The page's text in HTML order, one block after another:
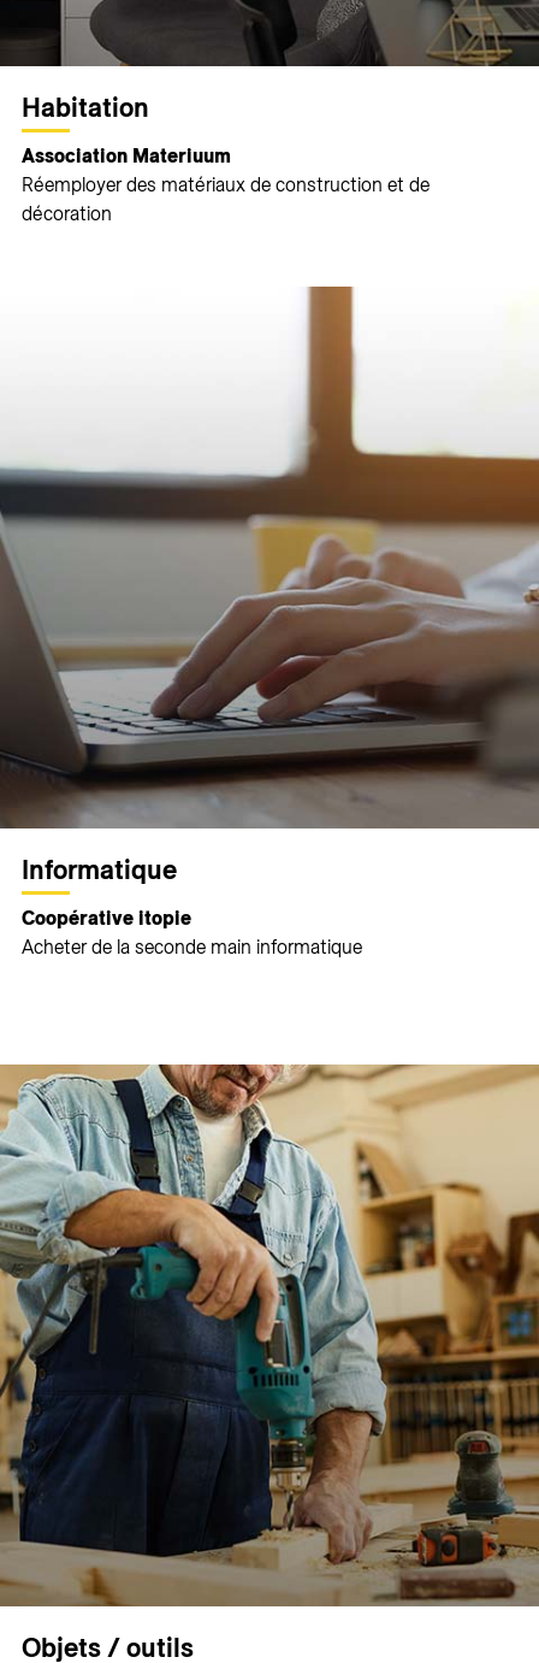
Habitation
Association Materiuum
Réemployer des matériaux de construction et de
décoration
Informatique
Coopérative itopie
Acheter de la seconde main informatique
Objets / outils